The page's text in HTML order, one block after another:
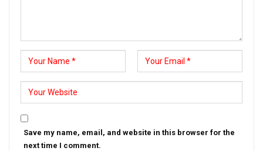
Save my name, email, and website in this browser for the
next time I comment.